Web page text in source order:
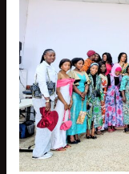
L’autonomisation
des
femmes,
moteur
de
paix
et
de